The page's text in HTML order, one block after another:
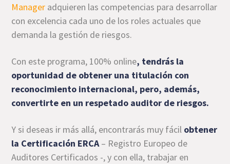
Manager adquieren las competencias para desarrollar
con excelencia cada uno de los roles actuales que
demanda la gestión de riesgos.
Con este programa, 100% online, tendrás la
oportunidad de obtener una titulación con
reconocimiento internacional, pero, además,
convertirte en un respetado auditor de riesgos.
Y si deseas ir más allá, encontrarás muy fácil obtener
la Certificación ERCA – Registro Europeo de
Auditores Certificados -, y con ella, trabajar en